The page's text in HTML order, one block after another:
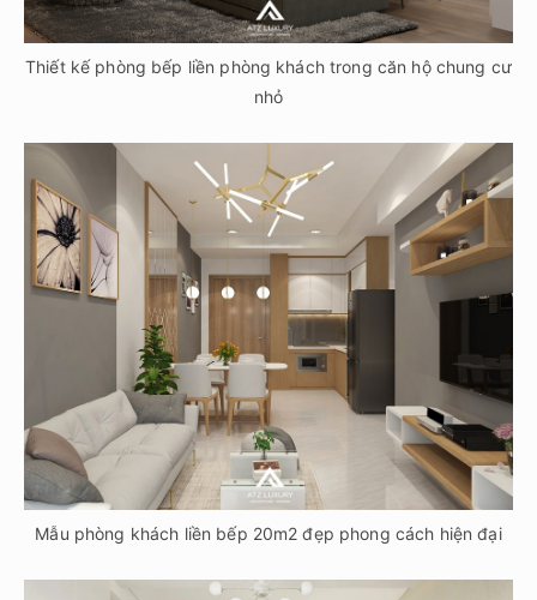
Thiết kế phòng bếp liền phòng khách trong căn hộ chung cư
nhỏ
Mẫu phòng khách liền bếp 20m2 đẹp phong cách hiện đại